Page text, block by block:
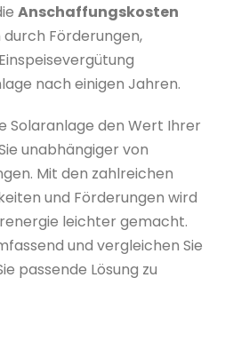
Anschaffungskosten
durch Förderungen,
nach einigen Jahren.
Solaranlage den Wert Ihrer
unabhängiger von
Mit den zahlreichen
und Förderungen wird
leichter gemacht.
und vergleichen Sie
passende Lösung zu